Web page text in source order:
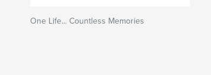
One Life... Countless Memories